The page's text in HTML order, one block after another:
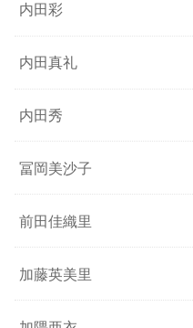
内田彩
内田真礼
内田秀
冨岡美沙子
前田佳織里
加藤英美里